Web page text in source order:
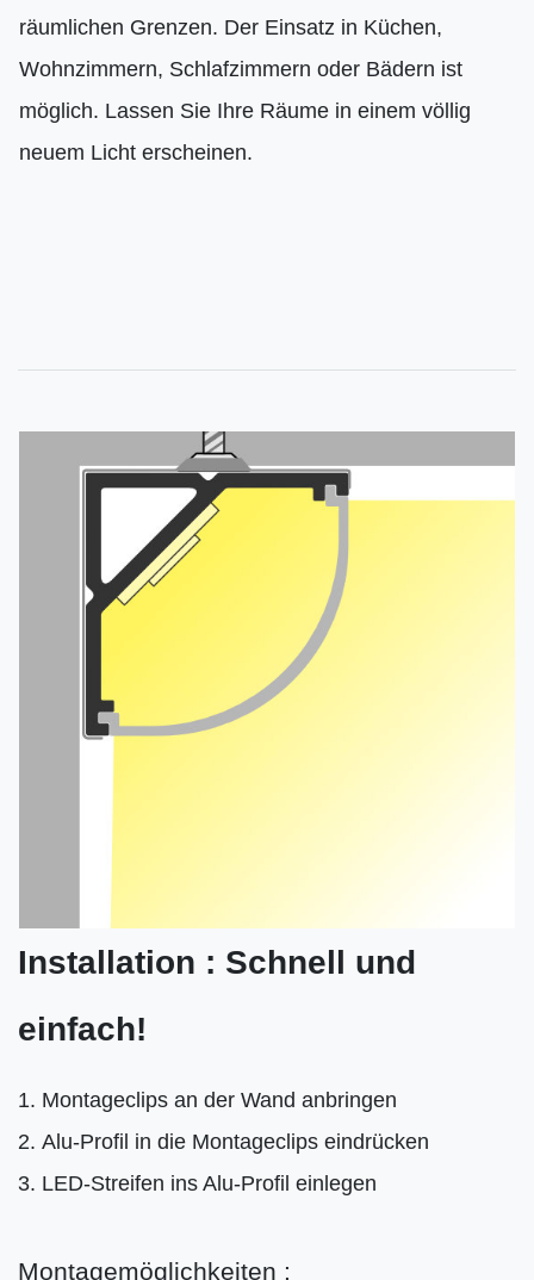
räumlichen Grenzen. Der Einsatz in Küchen,
Wohnzimmern, Schlafzimmern oder Bädern ist
möglich. Lassen Sie Ihre Räume in einem völlig
neuem Licht erscheinen.
Installation : Schnell und
einfach!
Montageclips an der Wand anbringen
Alu-Profil in die Montageclips eindrücken
LED-Streifen ins Alu-Profil einlegen
Montagemöglichkeiten :